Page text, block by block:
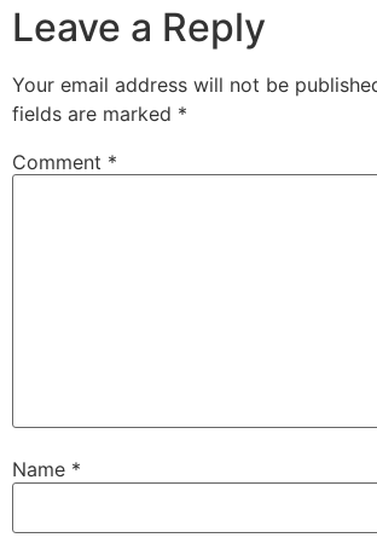
Leave a Reply
Your email address will not be
fields are marked *
Comment *
Name *